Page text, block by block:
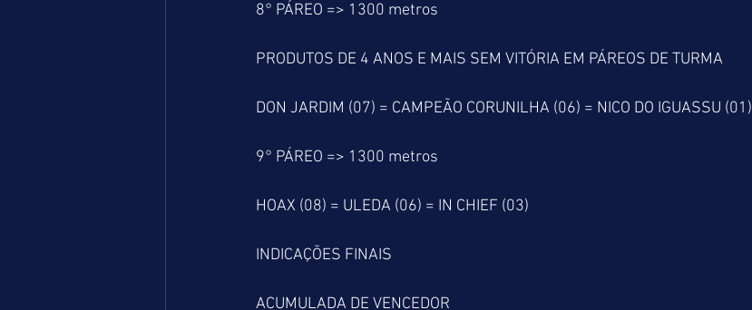
8° PÁREO => 1300 metros
PRODUTOS DE 4 ANOS E MAIS SEM VITÓRIA EM PÁREOS DE TURMA
DON JARDIM (07) = CAMPEÃO CORUNILHA (06) = NICO DO IGUASSU (01)
9° PÁREO => 1300 metros
HOAX (08) = ULEDA (06) = IN CHIEF (03)
INDICAÇÕES FINAIS
ACUMULADA DE VENCEDOR